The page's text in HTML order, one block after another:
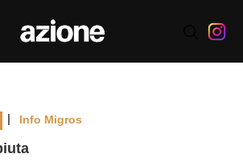
| Info Migros